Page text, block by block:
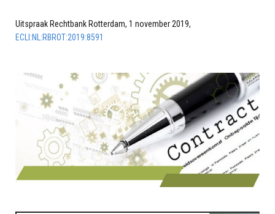
Uitspraak Rechtbank Rotterdam, 1 november 2019,
ECLI:NL:RBROT:2019:8591